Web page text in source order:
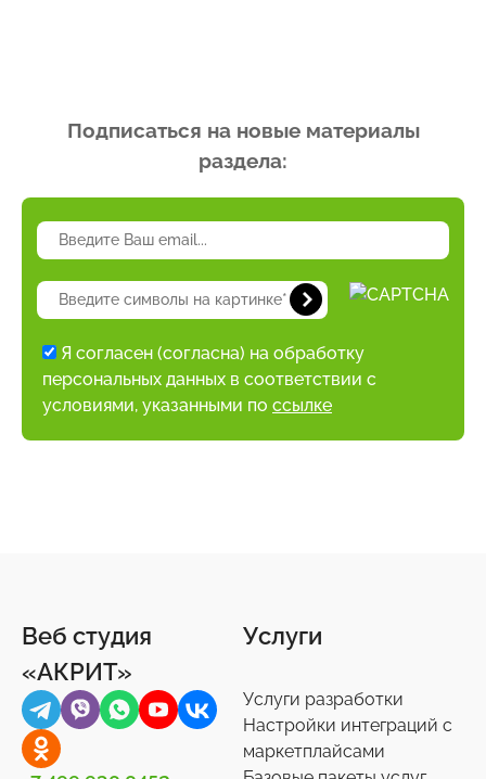
Подписаться на новые материалы
раздела:
Я согласен (согласна) на обработку
персональных данных в соответствии с
условиями, указанными по ссылке
Веб студия
«АКРИТ»
Услуги
Услуги разработки
Настройки интеграций с
маркетплайсами